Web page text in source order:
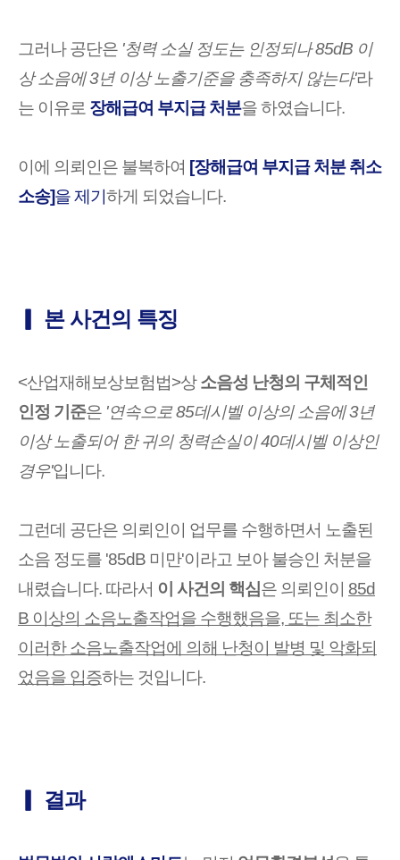
그러나 공단은 '청력 소실 정도는 인정되나 85dB 이
상 소음에 3년 이상 노출기준을 충족하지 않는다'라
는 이유로 장해급여 부지급 처분을 하였습니다.
이에 의뢰인은 불복하여 [장해급여 부지급 처분 취소
소송]을 제기 하게 되었습니다.
▎ 본 사건의 특징
<산업재해보상보험법>상소음성 난청의 구체적인
인정 기준은 '연속으로85데시벨 이상의 소음에 3년
이상 노출되어 한 귀의 청력손실이 40데시벨 이상인
경우'입니다.
그런데 공단은 의뢰인이 업무를 수행하면서 노출된
소음 정도를 '85dB 미만'이라고 보아 불승인 처분을
내렸습니다. 따라서 이 사건의 핵심은 의뢰인이 85d
B 이상의 소음노출작업을 수행했음을, 또는 최소한
이러한 소음노출작업에 의해 난청이 발병 및 악화되
었음을 입증하는 것입니다.
▎ 결과